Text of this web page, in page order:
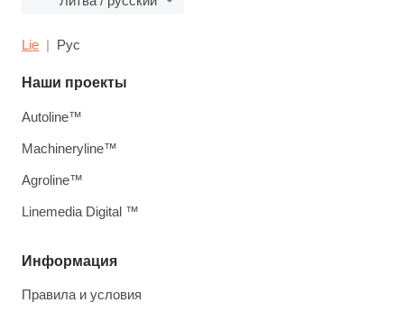
Lie Рус
Информация
Правила и условия
Наши проекты
Autoline™
Machineryline™
Agroline™
Linemedia Digital ™